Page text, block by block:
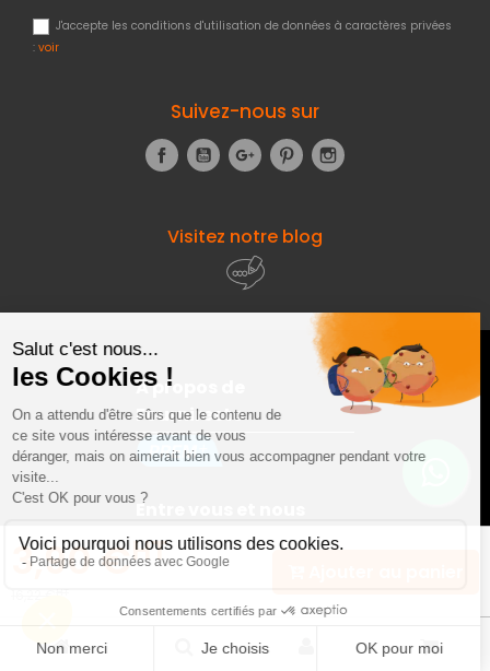
3,90 €HT
J'accepte les conditions d'utilisation de données à caractères privées
: voir
Suivez-nous sur
FacebookYouTubeGoogle+Pinterest
Visitez notre blog
À propos de
Fourniresto
Entre vous et nous
Besoin d'aide ?
© 2026 - Fourniresto